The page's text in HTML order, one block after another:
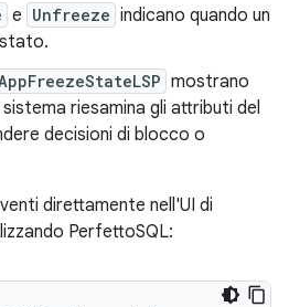
e Unfreeze indicano quando un
mostrano
riesamina gli attributi del
decisioni di blocco o
direttamente nell'UI di
PerfettoSQL: